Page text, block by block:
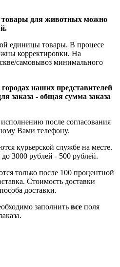
товары для животных можно
единицы товары. В процесе
корректировки. На
самовывоз минимального
наших представителей
заказа - общая сумма заказа
после согласования
Вами телефону.
курьерской службе на месте.
3000 рублей - 500 рублей.
только после 100 процентной
Стоимость доставки
доставки.
заполнить все поля